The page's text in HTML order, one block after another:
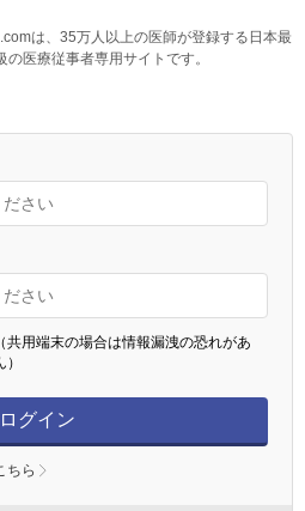
は、35万人以上の医師が登録する日本最
の医療従事者専用サイトです。
共用端末の場合は情報漏洩の恐れがあ
ログイン
ちら